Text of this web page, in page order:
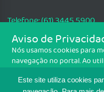
Este site utiliza cookies
Telefone: (61) 3445 5900
Email:
SGAS 616, Conjunto D, Lote 115,
CNPJ: 33.583.550/0001-30
Aviso de
Nós usamos cookies para
navegação no portal. Ao
Para ter mais informações